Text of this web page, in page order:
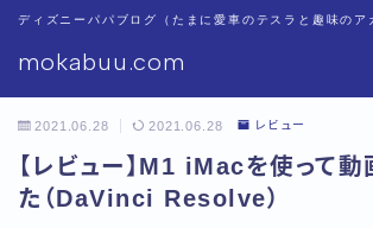
mokabuu.com
ディズニーパパブログ（たまに愛車のテスラと趣味のア
ディズニー
2021.06.28 2021.06.28 レビュー
【レビュー】M1 iMacを使って
た（DaVinci Resolve）